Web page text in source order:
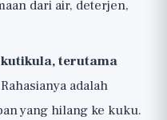
dari air, deterjen,
terutama
Rahasianya adalah
yang hilang ke kuku.